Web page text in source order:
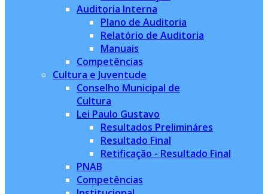
Auditoria Interna
Plano de Auditoria
Relatório de Auditoria
Manuais
Competências
Cultura e Juventude
Conselho Municipal de
Cultura
Lei Paulo Gustavo
Resultados Prelimináres
Resultado Final
Retificação - Resultado Final
PNAB
Competências